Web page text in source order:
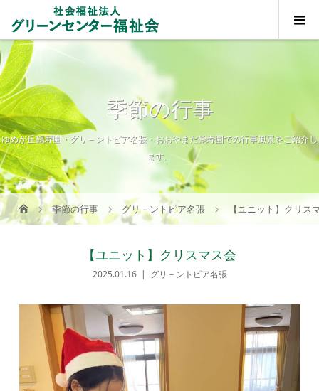
季節の行事
ゆめが丘鶴寿園・グリ－ントピア名張・おおやまだ鶴寿園での行事風景をご紹介し
ます。
季節の行事 グリ－ントピア名張 【ユニット】クリス
【ユニット】クリスマス会
2025.01.16 グリ－ントピア名張